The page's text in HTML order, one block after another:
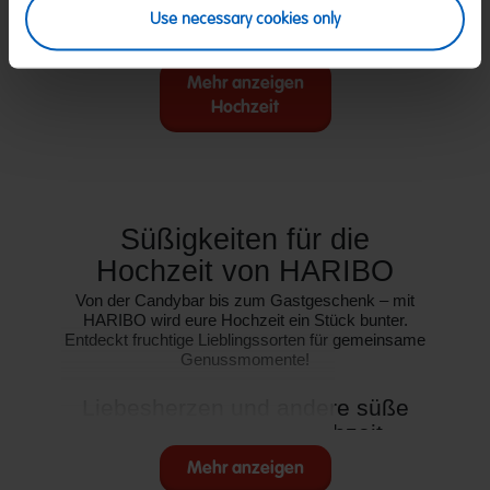
Use necessary cookies only
1,19 €
Mehr anzeigen
Hochzeit
Süßigkeiten für die
Hochzeit von HARIBO
Von der Candybar bis zum Gastgeschenk – mit
HARIBO wird eure Hochzeit ein Stück bunter.
Entdeckt fruchtige Lieblingssorten für gemeinsame
Genussmomente!
Liebesherzen und andere süße
Highlights für die Hochzeit
Eine Hochzeit steckt voller besonderer
Augenblicke – vom ersten Empfang der Gäste bis
Mehr anzeigen